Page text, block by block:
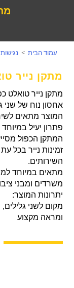
עמוד הבית > נגישות
מתקן נייר
אחסון נוח של שני
המוצר מתאים
פתרון יעיל
המתקן הכפול
זמינות נייר בכל
השירותים.
מתאים במיוחד
משרדים ומבני
יתרונות המוצר:
מקום לשני
ומראה מקצוע